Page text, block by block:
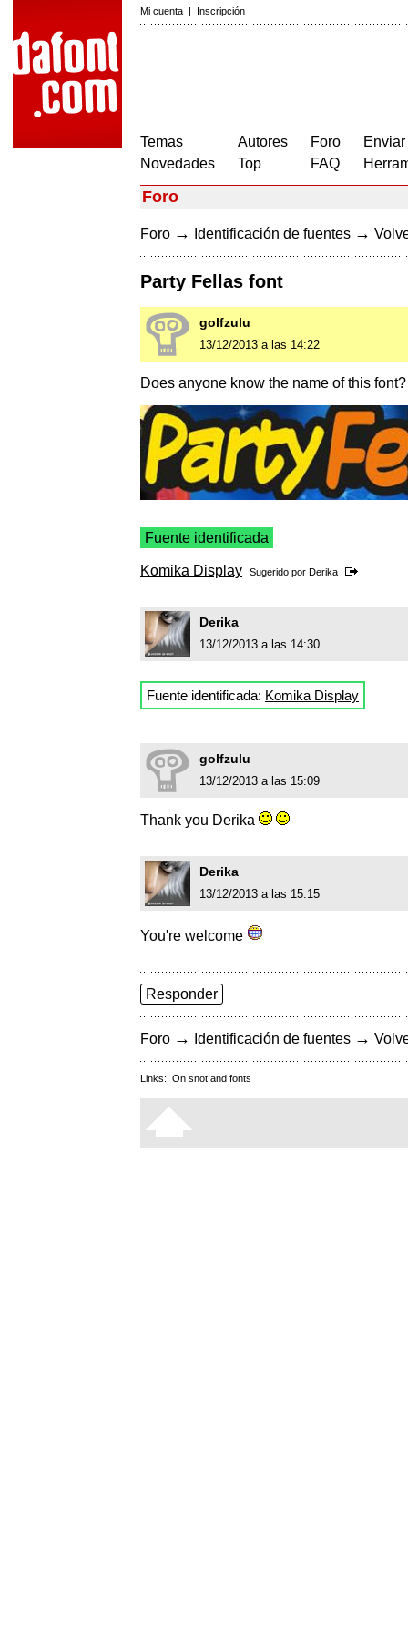
Mi cuenta | Inscripción
Temas
Novedades
Autores
Top
Foro
FAQ
Foro
Foro → Identificación de fuentes →
Party Fellas font
golfzulu
13/12/2013 a las 14:22
Does anyone know the name of this
Fuente identificada
Komika Display Sugerido por Derika
Derika
13/12/2013 a las 14:30
Fuente identificada: Komika Display
golfzulu
13/12/2013 a las 15:09
Thank you Derika
Derika
13/12/2013 a las 15:15
You're welcome
Responder
Foro → Identificación de fuentes →
Links: On snot and fonts